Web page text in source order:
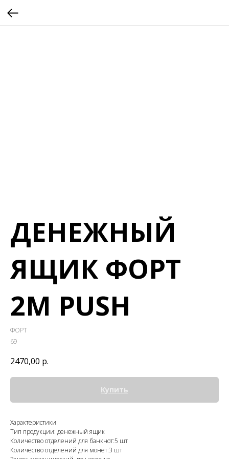
ДЕНЕЖНЫЙ
ЯЩИК ФОРТ
2M PUSH
ФОРТ
69
2470,00 р.
Купить
Характеристики
Тип продукции: денежный ящик
Количество отделений для банкнот:5 шт
Количество отделений для монет:3 шт